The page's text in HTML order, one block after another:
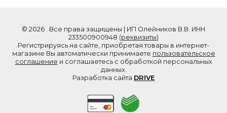
© 2026 . Все права защищены | ИП Олейников В.В. ИНН
233500900948 (реквизиты)
Регистрируясь на сайте, приобретая товары в интернет-
магазине Вы автоматически принимаете пользовательское
соглашение и соглашаетесь с обработкой персональных
данных.
Разработка сайта DRIVE